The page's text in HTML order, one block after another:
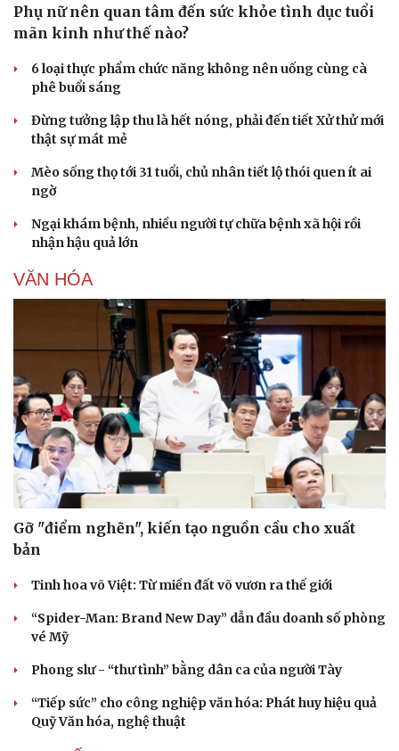
Nhi khoa
Nam khoa
Phòng mạch online
Ăn sạch sống khỏe
Phụ nữ nên quan tâm đến sức khỏe tình dục tuổi
mãn kinh như thế nào?
6 loại thực phẩm chức năng không nên uống cùng cà
phê buổi sáng
Đừng tưởng lập thu là hết nóng, phải đến tiết Xử thử mới
thật sự mát mẻ
Mèo sống thọ tới 31 tuổi, chủ nhân tiết lộ thói quen ít ai
ngờ
Ngại khám bệnh, nhiều người tự chữa bệnh xã hội rồi
nhận hậu quả lớn
VĂN HÓA
Gỡ "điểm nghẽn", kiến tạo nguồn cầu cho xuất
bản
Tinh hoa võ Việt: Từ miền đất võ vươn ra thế giới
“Spider-Man: Brand New Day” dẫn đầu doanh số phòng
vé Mỹ
Phong slư - “thư tình” bằng dân ca của người Tày
“Tiếp sức” cho công nghiệp văn hóa: Phát huy hiệu quả
Quỹ Văn hóa, nghệ thuật